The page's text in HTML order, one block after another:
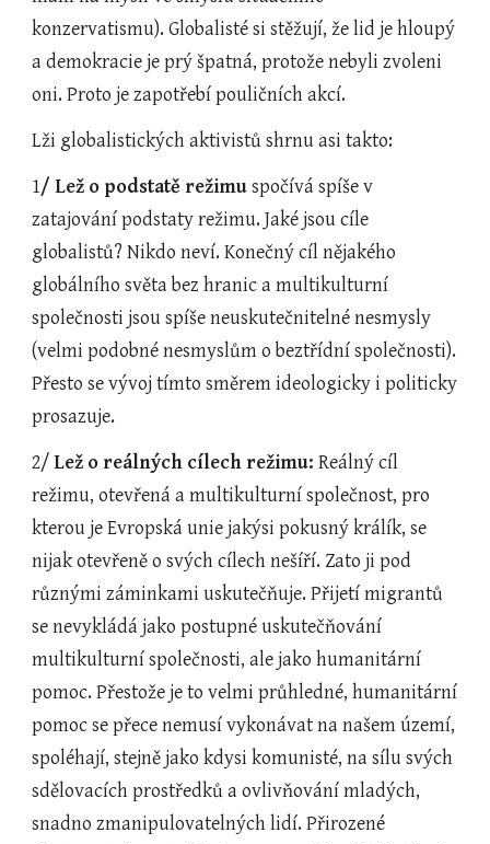
konzervatismu). Globalisté si stěžují, že lid je hloupý
a demokracie je prý špatná, protože nebyli zvoleni
oni. Proto je zapotřebí pouličních akcí.
Lži globalistických aktivistů shrnu asi takto:
1/ Lež o podstatě režimu spočívá spíše v
zatajování podstaty režimu. Jaké jsou cíle
globalistů? Nikdo neví. Konečný cíl nějakého
globálního světa bez hranic a multikulturní
společnosti jsou spíše neuskutečnitelné nesmysly
(velmi podobné nesmyslům o beztřídní společnosti).
Přesto se vývoj tímto směrem ideologicky i politicky
prosazuje.
2/ Lež o reálných cílech režimu: Reálný cíl
režimu, otevřená a multikulturní společnost, pro
kterou je Evropská unie jakýsi pokusný králík, se
nijak otevřeně o svých cílech nešíří. Zato ji pod
různými záminkami uskutečňuje. Přijetí migrantů
se nevykládá jako postupné uskutečňování
multikulturní společnosti, ale jako humanitární
pomoc. Přestože je to velmi průhledné, humanitární
pomoc se přece nemusí vykonávat na našem území,
spoléhají, stejně jako kdysi komunisté, na sílu svých
sdělovacích prostředků a ovlivňování mladých,
snadno zmanipulovatelných lidí. Přirozené